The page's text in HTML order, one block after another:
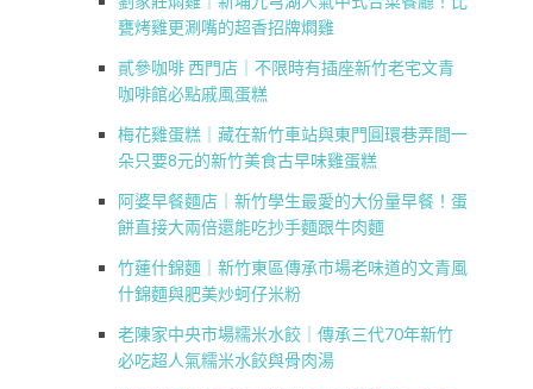
甕烤雞更涮嘴的超香招牌燜雞
貳參咖啡 西門店｜不限時有插座新竹老宅文青
咖啡館必點戚風蛋糕
梅花雞蛋糕｜藏在新竹車站與東門圓環巷弄間一
朵只要8元的新竹美食古早味雞蛋糕
阿婆早餐麵店｜新竹學生最愛的大份量早餐！蛋
餅直接大兩倍還能吃抄手麵跟牛肉麵
竹蓮什錦麵｜新竹東區傳承市場老味道的文青風
什錦麵與肥美炒蚵仔米粉
老陳家中央市場糯米水餃｜傳承三代70年新竹
必吃超人氣糯米水餃與骨肉湯